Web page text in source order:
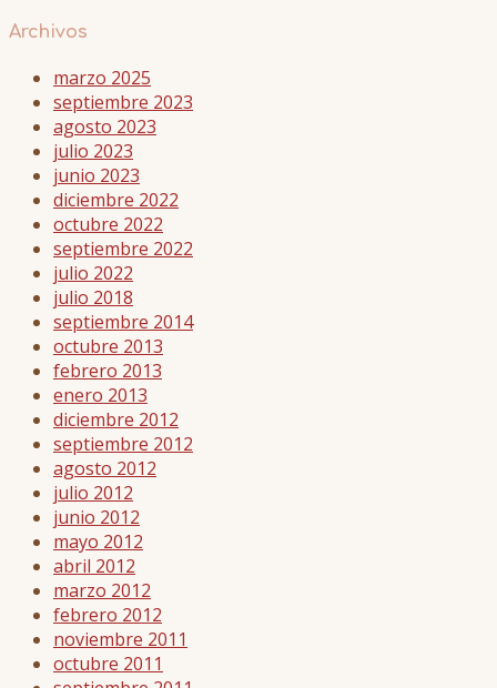
Archivos
marzo 2025
septiembre 2023
agosto 2023
julio 2023
junio 2023
diciembre 2022
octubre 2022
septiembre 2022
julio 2022
julio 2018
septiembre 2014
octubre 2013
febrero 2013
enero 2013
diciembre 2012
septiembre 2012
agosto 2012
julio 2012
junio 2012
mayo 2012
abril 2012
marzo 2012
febrero 2012
noviembre 2011
octubre 2011